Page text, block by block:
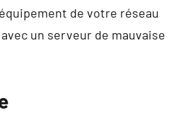
de votre réseau
un serveur de mauvaise